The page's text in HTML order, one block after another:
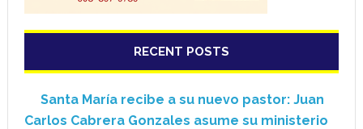
RECENT POSTS
Santa María recibe a su nuevo pastor: Juan
Carlos Cabrera Gonzales asume su ministerio